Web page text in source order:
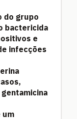
do grupo
bactericida
e
infecções
um